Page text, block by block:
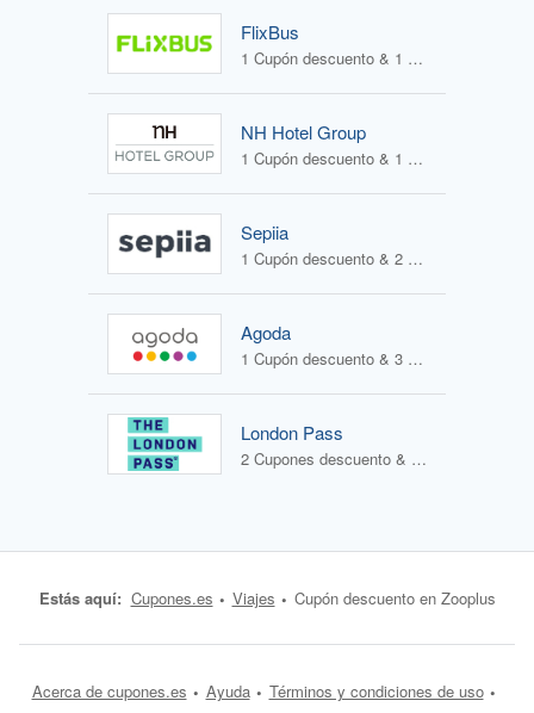
FlixBus
1 Cupón descuento & 1 Oferta
NH Hotel Group
1 Cupón descuento & 1 Oferta
Sepiia
1 Cupón descuento & 2 Ofertas
Agoda
1 Cupón descuento & 3 Ofertas
London Pass
2 Cupones descuento & 0 Ofertas
Estás aquí: Cupones.es Viajes Cupón descuento en Zooplus
Acerca de cupones.es Ayuda Términos y condiciones de uso